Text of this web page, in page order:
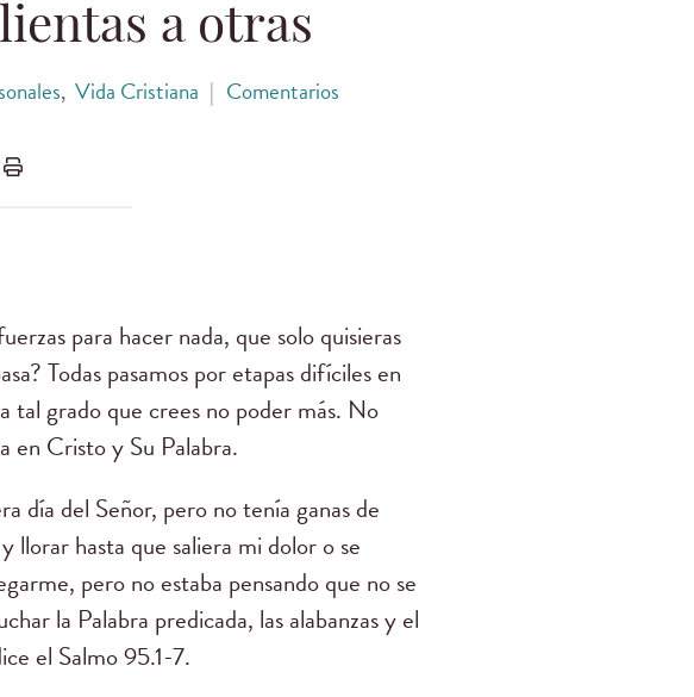
a otras
, Vida Cristiana | Comentarios
para hacer nada, que solo quisieras
Todas pasamos por etapas difíciles en
tal grado que crees no poder más. No
en Cristo y Su Palabra.
día del Señor, pero no tenía ganas de
llorar hasta que saliera mi dolor o se
pero no estaba pensando que no se
la Palabra predicada, las alabanzas y el
el Salmo 95.1-7.